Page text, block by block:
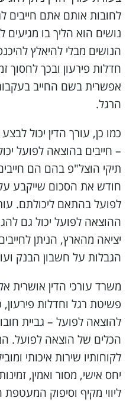
לחובות אותם אתם חייבים
נושים הוא הליך בו
הנושים מבלי להיאלץ
חדלות פירעון ובכך לחסוך
אפשרית בשם החייב
הרגל.
כמו כן, עורך הדין יכול
– חייבים בהוצאה לפועל
תיקי הוצל"פ בהם הם
חודש את הסכום שייקבע
לפועל בהתאם ליכולתם.
ההוצאה לפועל יכול גם
יציאה מהארץ, הניתן
הגבלות על חשבון הבנק
משרד עורכי הדין
פשיטת רגל וחדלות
להוצאה לפועל – גביית
הכלים של הוצאה לפועל.
לקוחותיו שירות איכותי
יחס אישי, מסור ואמין,
ליווי מקיף וסיפוק